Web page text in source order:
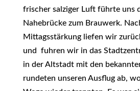
frischer salziger Luft führte uns
Nahebrücke zum Brauwerk.
Mittagsstärkung liefen wir
und fuhren wir in das
in der Altstadt mit den
rundeten unseren Ausflug ab,